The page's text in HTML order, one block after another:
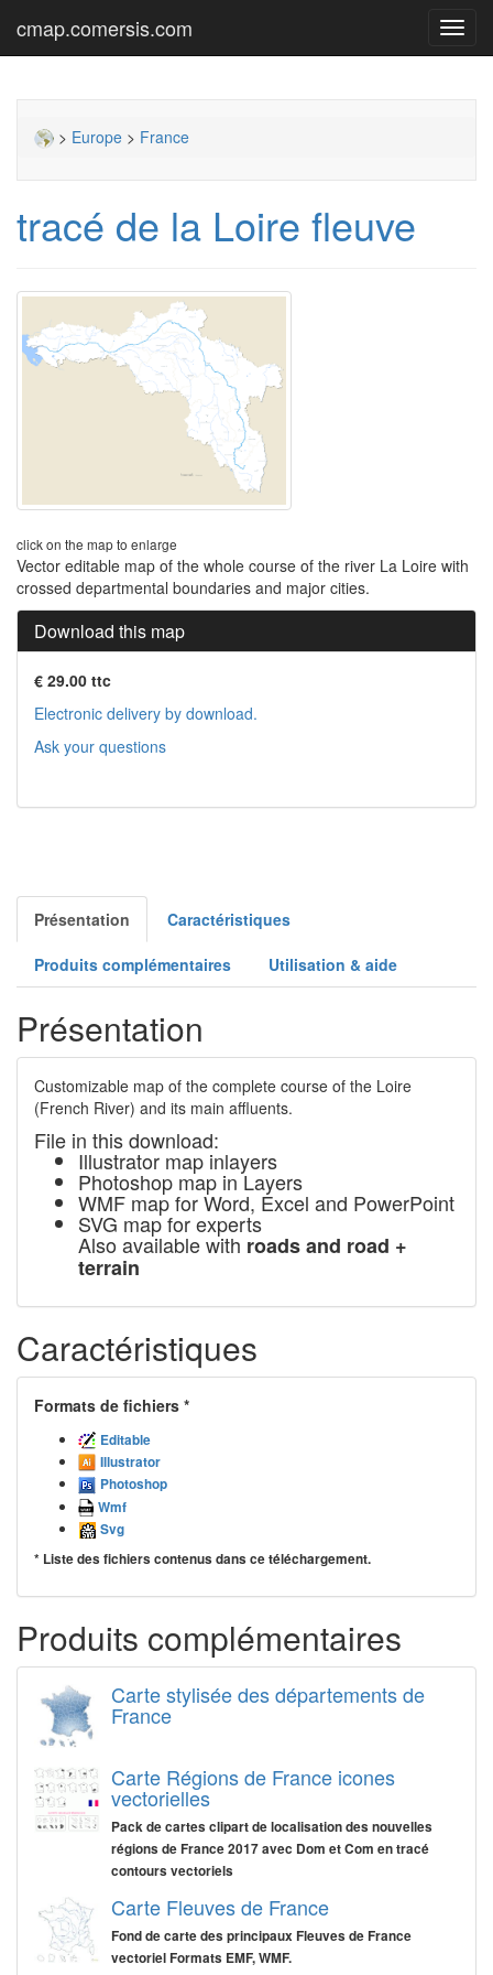
cmap.comersis.com
> Europe > France
tracé de la Loire fleuve
click on the map to enlarge
Vector editable map of the whole course of the river La Loire with
crossed departmental boundaries and major cities.
Download this map
€ 29.00 ttc
Electronic delivery by download.
Ask your questions
Présentation Caractéristiques
Produits complémentaires Utilisation & aide
Présentation
Customizable map of the complete course of the Loire
(French River) and its main affluents.
File in this download:
Illustrator map inlayers
Photoshop map in Layers
WMF map for Word, Excel and PowerPoint
SVG map for experts
Also available with roadsand road +
terrain
Caractéristiques
Formats de fichiers *
Editable
Illustrator
Photoshop
Wmf
Svg
* Liste des fichiers contenus dans ce téléchargement.
Produits complémentaires
Carte stylisée des départements de
France
Carte Régions de France icones
vectorielles
Pack de cartes clipart de localisation des nouvelles
régions de France 2017 avec Dom et Com en tracé
contours vectoriels
Carte Fleuves de France
Fond de carte des principaux Fleuves de France
vectoriel Formats EMF, WMF.